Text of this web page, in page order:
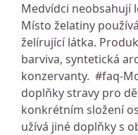
Medvídci neobsahují
Místo želatiny
želírující látka.
barviva, syntetická
konzervanty. #faq-
doplňky stravy pro
konkrétním složení
užívá jiné doplňky s